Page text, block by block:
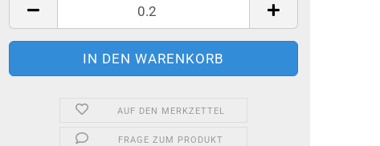
Meter
AUF DEN MERKZETTEL
FRAGE ZUM PRODUKT